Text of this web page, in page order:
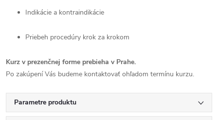
Indikácie a kontraindikácie
Priebeh procedúry krok za krokom
Kurz v prezenčnej forme prebieha v Prahe.
Po zakúpení Vás budeme kontaktovať ohľadom termínu kurzu.
Parametre produktu